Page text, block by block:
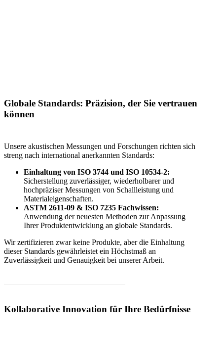
Globale Standards: Präzision, der Sie vertrauen
können
Unsere akustischen Messungen und Forschungen richten sich
streng nach international anerkannten Standards:
Einhaltung von ISO 3744 und ISO 10534-2:
Sicherstellung zuverlässiger, wiederholbarer und
hochpräziser Messungen von Schallleistung und
Materialeigenschaften.
ASTM 2611-09 & ISO 7235 Fachwissen:
Anwendung der neuesten Methoden zur Anpassung
Ihrer Produktentwicklung an globale Standards.
Wir zertifizieren zwar keine Produkte, aber die Einhaltung
dieser Standards gewährleistet ein Höchstmaß an
Zuverlässigkeit und Genauigkeit bei unserer Arbeit.
Kollaborative Innovation für Ihre Bedürfnisse